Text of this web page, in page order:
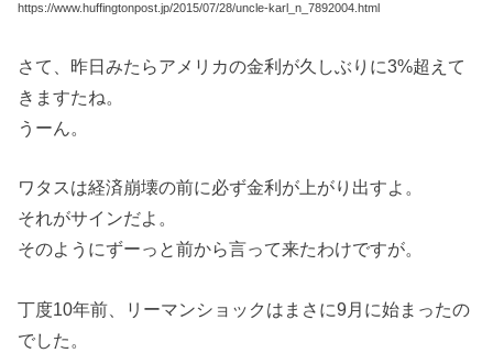
https://www.huffingtonpost.jp/2015/07/28/uncle-karl_n_7892004.html
さて、昨日みたらアメリカの金利が久しぶりに3%超えて
きますたね。
うーん。
ワタスは経済崩壊の前に必ず金利が上がり出すよ。
それがサインだよ。
そのようにずーっと前から言って来たわけですが。
丁度10年前、リーマンショックはまさに9月に始まったの
でした。